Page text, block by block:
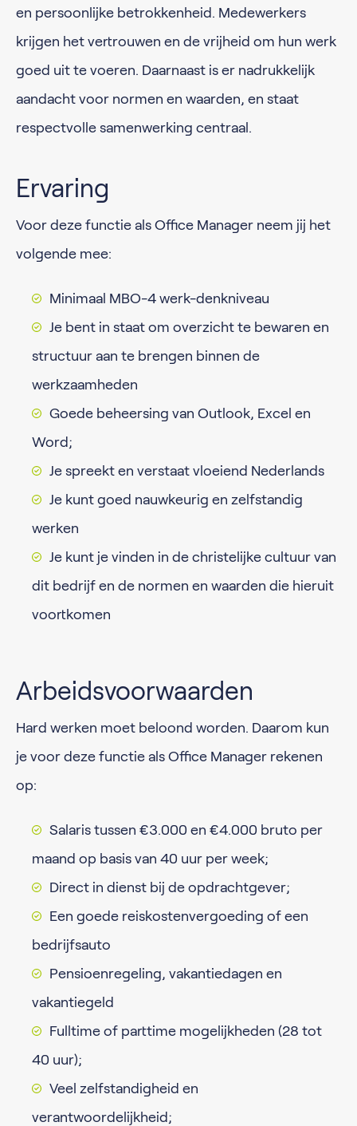
en persoonlijke betrokkenheid. Medewerkers
krijgen het vertrouwen en de vrijheid om hun werk
goed uit te voeren. Daarnaast is er nadrukkelijk
aandacht voor normen en waarden, en staat
respectvolle samenwerking centraal.
Ervaring
Voor deze functie als Office Manager neem jij het
volgende mee:
Minimaal MBO-4 werk-denkniveau
Je bent in staat om overzicht te bewaren en
structuur aan te brengen binnen de
werkzaamheden
Goede beheersing van Outlook, Excel en
Word;
Je spreekt en verstaat vloeiend Nederlands
Je kunt goed nauwkeurig en zelfstandig
werken
Je kunt je vinden in de christelijke cultuur van
dit bedrijf en de normen en waarden die hieruit
voortkomen
Arbeidsvoorwaarden
Hard werken moet beloond worden. Daarom kun
je voor deze functie als Office Manager rekenen
op:
Salaris tussen €3.000 en €4.000 bruto per
maand op basis van 40 uur per week;
Direct in dienst bij de opdrachtgever;
Een goede reiskostenvergoeding of een
bedrijfsauto
Pensioenregeling, vakantiedagen en
vakantiegeld
Fulltime of parttime mogelijkheden (28 tot
40 uur);
Veel zelfstandigheid en
verantwoordelijkheid;